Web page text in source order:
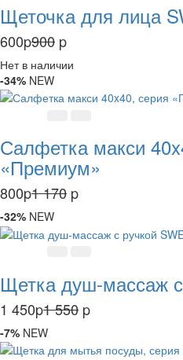
Щеточка для лица
600p900 p
Нет в наличии
-34% NEW
Салфетка макси
«Премиум»
800p1 170 p
-32% NEW
Щетка душ-массаж
1 450p1 550 p
-7% NEW